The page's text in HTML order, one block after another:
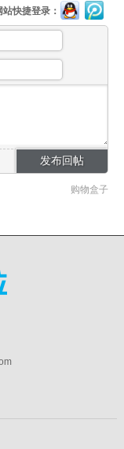
站快捷登录：
购物盒子